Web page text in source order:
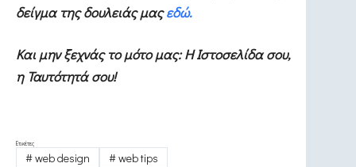
δείγμα της δουλειάς μαςεδώ.
Και μην ξεχνάς το μότο μας: Η Ιστοσελίδα σου,
η Ταυτότητά σου!
Ετικέτες
#web design #web tips